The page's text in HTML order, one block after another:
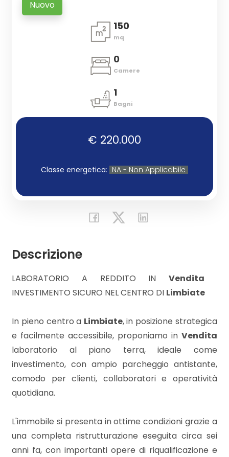
Nuovo
150
mq
0
Camere
1
Bagni
€ 220.000
Classe energetica: NA - Non Applicabile
Descrizione
LABORATORIO A REDDITO INVendita
INVESTIMENTO SICURO NEL CENTRO DI Limbiate
In pieno centro a Limbiate, in posizione strategica
e facilmente accessibile, proponiamo in Vendita
laboratorio al piano terra, ideale come
investimento, con ampio parcheggio antistante,
comodo per clienti, collaboratori e operatività
quotidiana.
L'immobile si presenta in ottime condizioni grazie a
una completa ristrutturazione eseguita circa sei
anni fa, con importanti opere di riqualificazione e
Tipologia
Totale
mq
Locali
minimi